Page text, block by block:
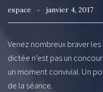
espace janvier 4, 2017
Venez nombreux braver
dictée n’est pas un
un moment convivial. Un
de la séance.